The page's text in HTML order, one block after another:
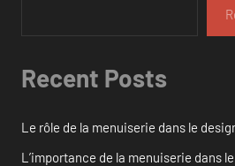
Recent Posts
Le rôle de la menuiserie dans le
L’importance de la menuiserie dans